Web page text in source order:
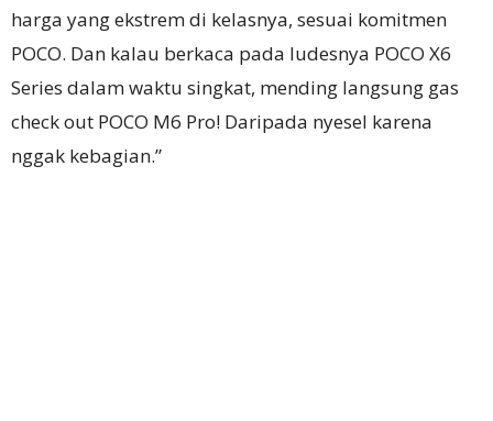
harga yang ekstrem di kelasnya, sesuai komitmen
POCO. Dan kalau berkaca pada ludesnya POCO X6
Series dalam waktu singkat, mending langsung gas
check out POCO M6 Pro! Daripada nyesel karena
nggak kebagian.”